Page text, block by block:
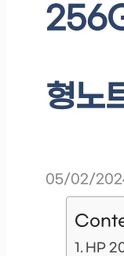
형노
05/02/
HP